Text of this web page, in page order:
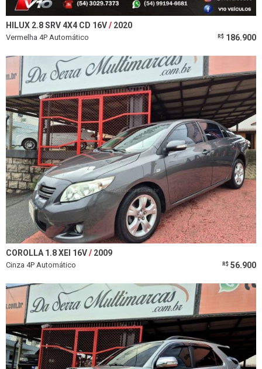
HILUX 2.8 SRV 4X4 CD 16V 2020
Vermelha 4P Automático R$ 186.900
COROLLA 1.8 XEI 16V 2009
Cinza 4P Automático R$ 56.900